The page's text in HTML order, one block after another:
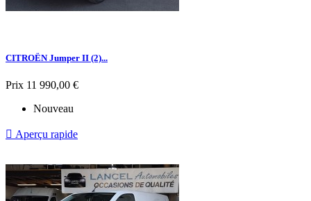
CITROËN Jumper II (2)...
Prix 11 990,00 €
Nouveau
 Aperçu rapide